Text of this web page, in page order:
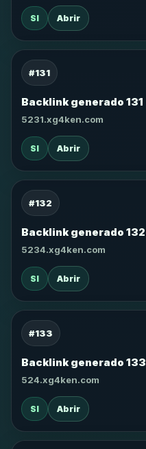
SI Abrir
#131
Backlink generado 131
5231.xg4ken.com
SI Abrir
#132
Backlink generado 132
5234.xg4ken.com
SI Abrir
#133
Backlink generado 133
524.xg4ken.com
SI Abrir